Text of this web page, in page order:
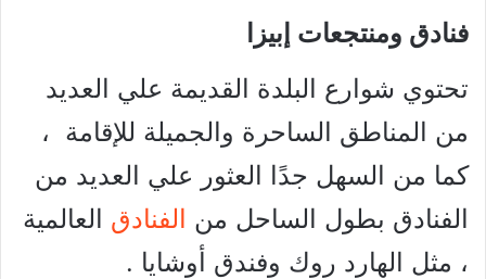
فنادق ومنتجعات إبيزا
تحتوي شوارع البلدة القديمة علي العديد
من المناطق الساحرة والجميلة للإقامة ،
كما من السهل جدًا العثور علي العديد من
الفنادق بطول الساحل من الفنادق العالمية
، مثل الهارد روك وفندق أوشايا .